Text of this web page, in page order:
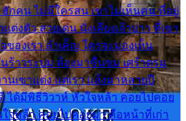
กคน ไม่มีใครสน เขาไม่เห็นคน ที่อยู่
ต่งตัว สวยเด่น นั่งเคียงเจ้าบ่าว ที่เขา
ของเรา ลำเค็ญ ใครจะมองเห็น
ร้าวระบม ต้องมาขื่นขม เศร้าตรม
นเขาแต่ง แต่เรา แล้งมาหลายปี
ได้มีพิธีวิวาห์ หัวใจหล้า คอยไปคอย
จหล้า คอยไปคอยมา คือหน้าที่เก่า